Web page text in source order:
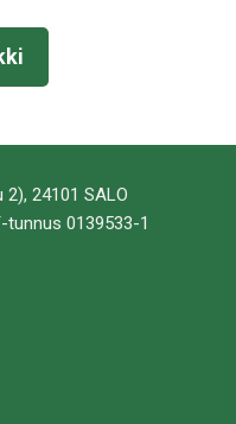
24101 SALO
tunnus 0139533-1